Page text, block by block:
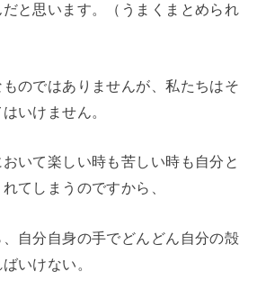
と思います。（うまくまとめられ
のではありませんが、私たちはそ
いけません。
いて楽しい時も苦しい時も自分と
てしまうのですから、
自分自身の手でどんどん自分の殻
いけない。